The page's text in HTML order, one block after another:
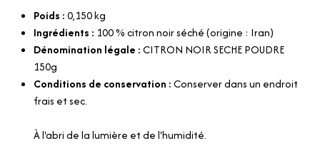
Poids :0,150kg
Ingrédients : 100 % citron noir séché (origine : Iran)
Dénomination légale :CITRON NOIR SECHE POUDRE
150g
Conditions de conservation :Conserver dans un endroit
frais et sec.
À l'abri de la lumière et de l'humidité.